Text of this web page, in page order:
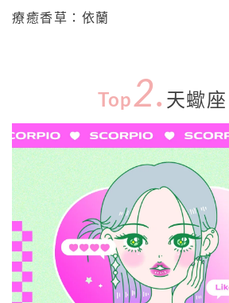
療癒香草：依蘭
Top2. 天蠍座